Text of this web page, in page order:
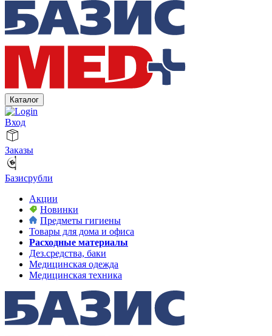
Каталог
Вход
Заказы
Базисрубли
Акции
Новинки
Предметы гигиены
Товары для дома и офиса
Расходные материалы
Дез.средства, баки
Медицинская одежда
Медицинская техника